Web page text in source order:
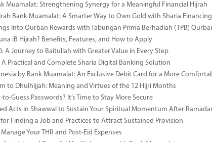
Muamalat: Strengthening Synergy for a Meaningful Financial Hijrah
Bank Muamalat: A Smarter Way to Own Gold with Sharia Financing
Into Qurban Rewards with Tabungan Prima Berhadiah (TPB)
iB Hijrah? Benefits, Features, and How to Apply
A Journey to Baitullah with Greater Value in Every Step
Practical and Complete Sharia Digital Banking Solution
by Bank Muamalat: An Exclusive Debit Card for a More
to Dhulhijjah: Meaning and Virtues of the 12 Hijri Months
to-Guess Passwords? It’s Time to Stay More Secure
Acts in Shawwal to Sustain Your Spiritual Momentum After
Finding a Job and Practices to Attract Sustained Provision
Your THR and Post-Eid Expenses